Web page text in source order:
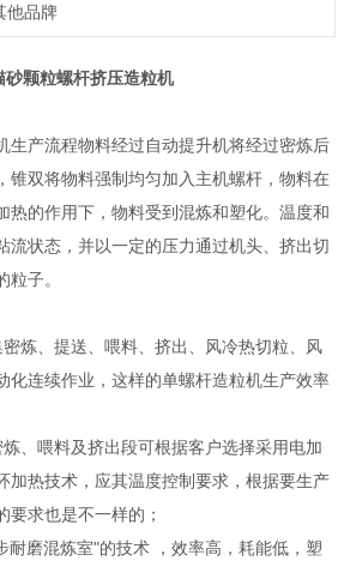
他品牌
砂颗粒螺杆挤压造粒机
生产流程物料经过自动提升机将经过密炼后
锥双将物料强制均匀加入主机螺杆，物料在
热的作用下，物料受到混炼和塑化。温度和
流状态，并以一定的压力通过机头、挤出切
子。
炼、提送、喂料、挤出、风冷热切粒、风
化连续作业，这样的单螺杆造粒机生产效率
、喂料及挤出段可根据客户选择采用电加
加热技术，应其温度控制要求，根据要生产
要求也是不一样的；
耐磨混炼室"的技术 ，效率高，耗能低，塑